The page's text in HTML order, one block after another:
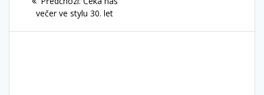
pro
příspěvek:
večer ve stylu 30. let